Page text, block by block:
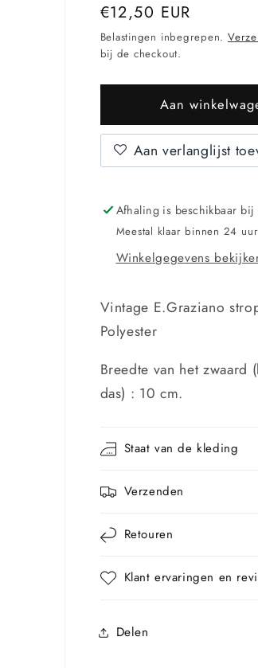
Normale
prijs
€12,50 EUR
Belastingen inbegrepen.
bij de checkout.
Aan
Aan verlanglijst
Afhaling is beschikbaar bij
Meestal klaar binnen 24 uur
Winkelgegevens
Vintage E.Graziano
Polyester
Breedte van het zwaard
das) : 10 cm.
Staat van de kleding
Verzenden
Retouren
Klant ervaringen en
Delen